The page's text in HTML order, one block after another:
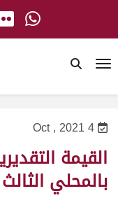
4 Oct , 2021
القيمة
بالمحلي الثالث